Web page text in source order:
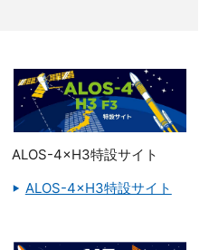
ALOS-4×H3特設サイト
ALOS-4×H3特設サイト